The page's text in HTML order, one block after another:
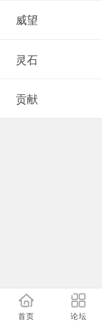
威望
灵石
贡献
首页 论坛